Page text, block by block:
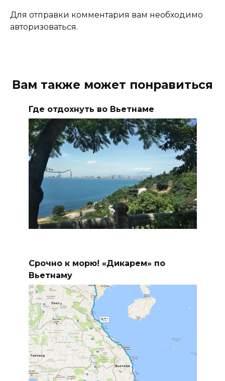
Для отправки комментария вам необходимо
авторизоваться.
Вам также может понравиться
Где отдохнуть во Вьетнаме
Срочно к морю! «Дикарем» по
Вьетнаму